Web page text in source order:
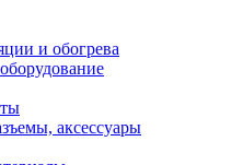
и обогрева
аксессуары